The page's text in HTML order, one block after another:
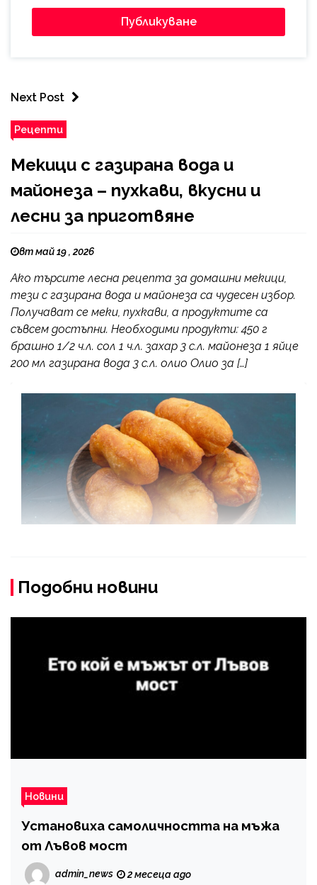
Next Post
Рецепти
Мекици с газирана вода и
майонеза – пухкави, вкусни и
лесни за приготвяне
вт май 19 , 2026
Ако търсите лесна рецепта за домашни мекици,
тези с газирана вода и майонеза са чудесен избор.
Получават се меки, пухкави, а продуктите са
съвсем достъпни. Необходими продукти: 450 г
брашно 1/2 ч.л. сол 1 ч.л. захар 3 с.л. майонеза 1 яйце
200 мл газирана вода 3 с.л. олио Олио за […]
Подобни новини
Новини
Установиха самоличността на мъжа
от Лъвов мост
admin_news 2 месеца ago